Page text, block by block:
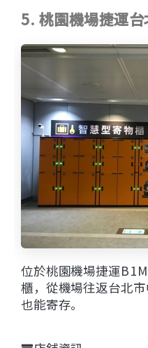
5. 桃園機場捷運
位於桃園機場捷運
櫃，從機場往返台北
也能寄存。